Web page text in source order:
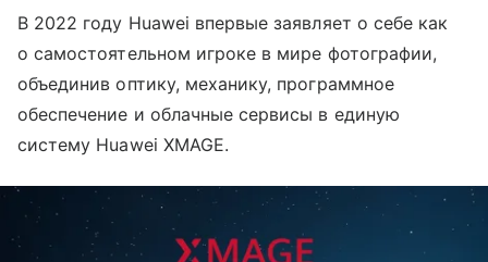
В 2022 году Huawei впервые заявляет о себе как
о самостоятельном игроке в мире фотографии,
объединив оптику, механику, программное
обеспечение и облачные сервисы в единую
систему Huawei XMAGE.